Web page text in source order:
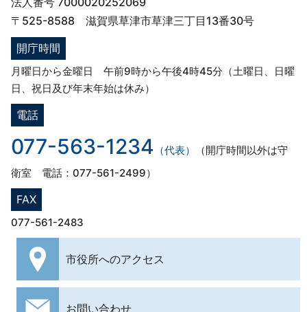
〒525-8588 滋賀県草津市草津三丁目13番30号
開庁時間
月曜日から金曜日 午前9時から午後4時45分（土曜日、日曜
日、祝日及び年末年始は休み）
電話
077-563-1234 （代表）
（開庁時間以外は守
衛室 電話：077-561-2499）
FAX
077-561-2483
市役所へのアクセス
お問い合わせ